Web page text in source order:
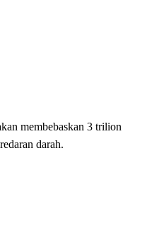
membebaskan 3 trilion
darah.